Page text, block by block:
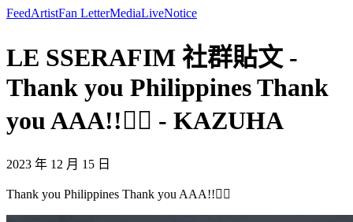
FeedArtistFan LetterMediaLiveNotice
LE SSERAFIM 社群貼文 -
Thank you Philippines Thank
you AAA!!❤️‍🔥 - KAZUHA
2023 年 12 月 15 日
Thank you Philippines Thank you AAA!!❤️‍🔥